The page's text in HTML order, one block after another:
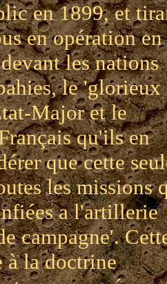
en 1899, et
en opération en
les nations
le 'glorieux
Major et le
qu'ils en
que cette
les missions
a l'artillerie
campagne'.
à la doctrine